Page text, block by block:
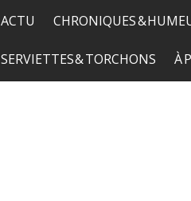
ACTU CHRONIQUES &
SERVIETTES & TORCHONS À